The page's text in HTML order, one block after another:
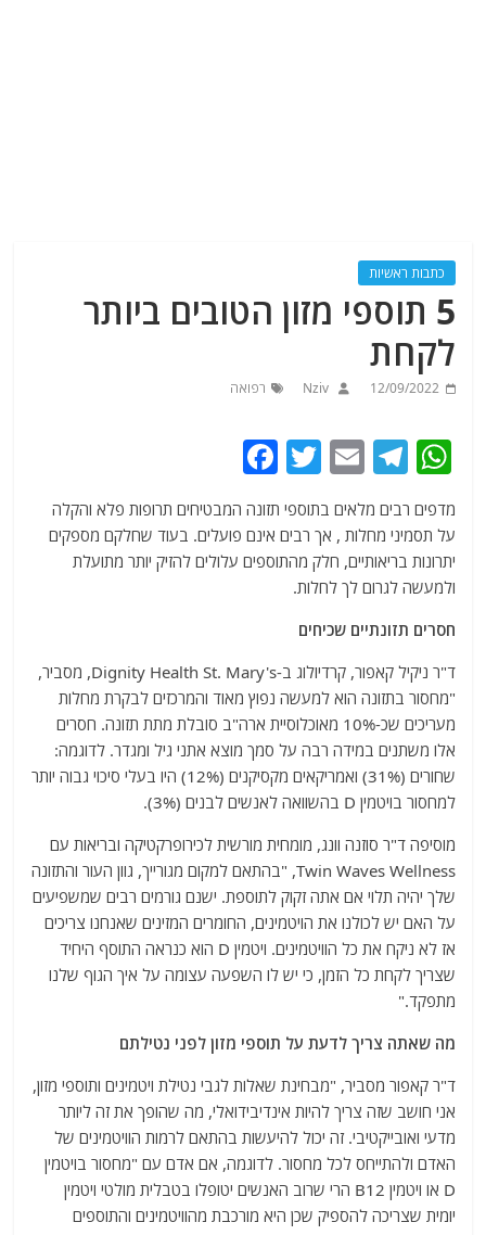
כתבות ראשיות
5 תוספי מזון הטובים ביותר
לקחת
12/09/2022
Nziv רפואה
W
at
s
A
p
p
T
el
e
g
ra
m
E
ai
l
T
itt
er
c
e
o
k
מדפים רבים מלאים בתוספי תזונה המבטיחים תרופות פלא והקלה
על תסמיני מחלות , אך רבים אינם פועלים. בעוד שחלקם מספקים
יתרונות בריאותיים, חלק מהתוספים עלולים להזיק יותר מתועלת
ולמעשה לגרום לך לחלות.
חסרים תזונתיים שכיחים
ד"ר ניקיל קאפור, קרדיולוג ב-Dignity Health St. Mary's, מסביר,
"מחסור בתזונה הוא למעשה נפוץ מאוד והמרכזים לבקרת מחלות
מעריכים שכ-10% מאוכלוסיית ארה"ב סובלת מתת תזונה. חסרים
אלו משתנים במידה רבה על סמך מוצא אתני גיל ומגדר. לדוגמה:
שחורים (31%) ואמריקאים מקסיקנים (12%) היו בעלי סיכוי גבוה יותר
למחסור בויטמין D בהשוואה לאנשים לבנים (3%).
מוסיפה ד"ר סוזנה וונג, מומחית מורשית לכירופרקטיקה ובריאות עם
Twin Waves Wellness, "בהתאם למקום מגורייך, גוון העור והתזונה
שלך יהיה תלוי אם אתה זקוק לתוספת. ישנם גורמים רבים שמשפיעים
על האם יש לכולנו את הויטמינים, החומרים המזינים שאנחנו צריכים
אז לא ניקח את כל הוויטמינים. ויטמין D הוא כנראה התוסף היחיד
שצריך לקחת כל הזמן, כי יש לו השפעה עצומה על איך הגוף שלנו
מתפקד."
מה שאתה צריך לדעת על תוספי מזון לפני נטילתם
ד"ר קאפור מסביר, "מבחינת שאלות לגבי נטילת ויטמינים ותוספי מזון,
אני חושב שזה צריך להיות אינדיבידואלי, מה שהופך את זה ליותר
מדעי ואובייקטיבי. זה יכול להיעשות בהתאם לרמות הוויטמינים של
האדם ולהתייחס לכל מחסור. לדוגמה, אם אדם עם "מחסור בויטמין
D או ויטמין B12 הרי שרוב האנשים יטופלו בטבלית מולטי ויטמין
יומית שצריכה להספיק שכן היא מורכבת מהוויטמינים והתוספים